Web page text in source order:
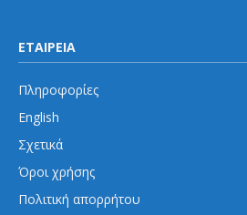
ΕΤΑΙΡΕΙΑ
Πληροφορίες
English
Σχετικά
Όροι χρήσης
Πολιτική απορρήτου